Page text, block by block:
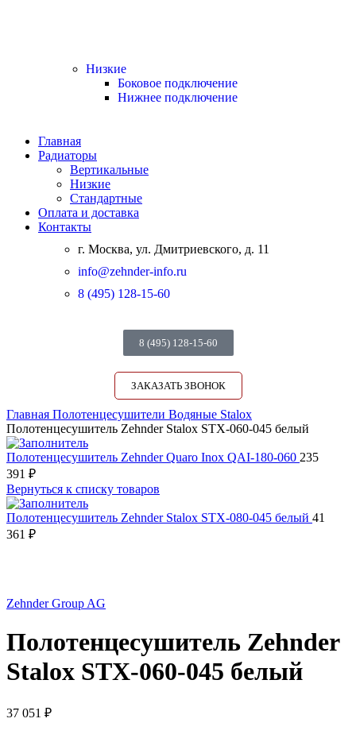
Низкие
Боковое подключение
Нижнее подключение
Главная
Радиаторы
Вертикальные
Низкие
Стандартные
Оплата и доставка
Контакты
г. Москва, ул. Дмитриевского, д. 11
info@zehnder-info.ru
8 (495) 128-15-60
8 (495) 128-15-60
ЗАКАЗАТЬ ЗВОНОК
Главная Полотенцесушители Водяные Stalox
Полотенцесушитель Zehnder Stalox STX-060-045 белый
Полотенцесушитель Zehnder Quaro Inox QAI-180-060 235
391 ₽
Вернуться к списку товаров
Полотенцесушитель Zehnder Stalox STX-080-045 белый 41
361 ₽
Zehnder Group AG
Полотенцесушитель Zehnder
Stalox STX-060-045 белый
37 051 ₽